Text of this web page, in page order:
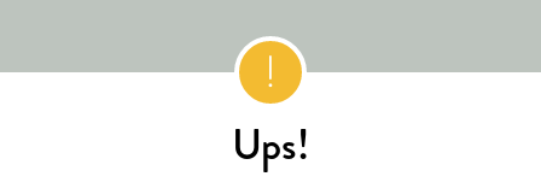
Ups!